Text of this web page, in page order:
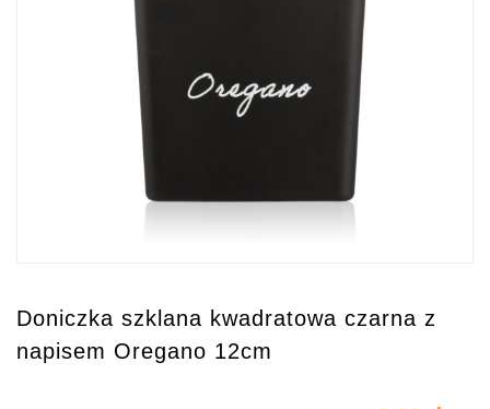
Doniczka szklana kwadratowa czarna z
napisem Oregano 12cm